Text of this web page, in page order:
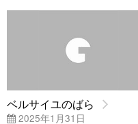
ベルサイユのばら
2025年1月31日